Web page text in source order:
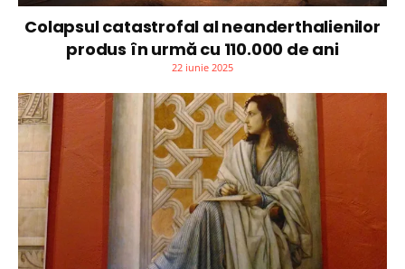
Colapsul catastrofal al neanderthalienilor
produs în urmă cu 110.000 de ani
22 iunie 2025